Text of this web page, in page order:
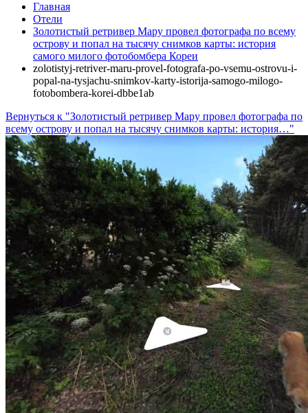
Главная
Отели
Золотистый ретривер Мару провел фотографа по всему
острову и попал на тысячу снимков карты: история
самого милого фотобомбера Кореи
zolotistyj-retriver-maru-provel-fotografa-po-vsemu-ostrovu-i-
popal-na-tysjachu-snimkov-karty-istorija-samogo-milogo-
fotobombera-korei-dbbe1ab
Вернуться к "Золотистый ретривер Мару провел фотографа по
всему острову и попал на тысячу снимков карты: история…"